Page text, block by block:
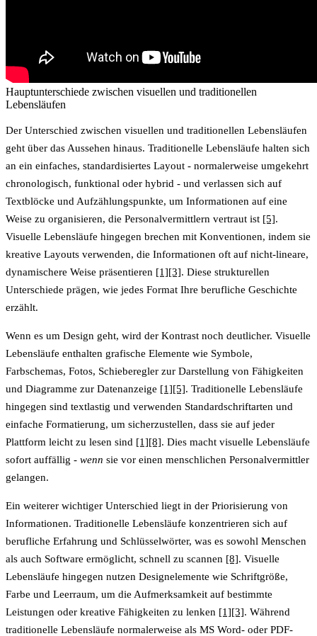
Hauptunterschiede zwischen visuellen und traditionellen
Lebensläufen
Der Unterschied zwischen visuellen und traditionellen Lebensläufen
geht über das Aussehen hinaus. Traditionelle Lebensläufe halten sich
an ein einfaches, standardisiertes Layout - normalerweise umgekehrt
chronologisch, funktional oder hybrid - und verlassen sich auf
Textblöcke und Aufzählungspunkte, um Informationen auf eine
Weise zu organisieren, die Personalvermittlern vertraut ist [5].
Visuelle Lebensläufe hingegen brechen mit Konventionen, indem sie
kreative Layouts verwenden, die Informationen oft auf nicht-lineare,
dynamischere Weise präsentieren [1][3]. Diese strukturellen
Unterschiede prägen, wie jedes Format Ihre berufliche Geschichte
erzählt.
Wenn es um Design geht, wird der Kontrast noch deutlicher. Visuelle
Lebensläufe enthalten grafische Elemente wie Symbole,
Farbschemas, Fotos, Schieberegler zur Darstellung von Fähigkeiten
und Diagramme zur Datenanzeige [1][5]. Traditionelle Lebensläufe
hingegen sind textlastig und verwenden Standardschriftarten und
einfache Formatierung, um sicherzustellen, dass sie auf jeder
Plattform leicht zu lesen sind [1][8]. Dies macht visuelle Lebensläufe
sofort auffällig - wenn sie vor einen menschlichen Personalvermittler
gelangen.
Ein weiterer wichtiger Unterschied liegt in der Priorisierung von
Informationen. Traditionelle Lebensläufe konzentrieren sich auf
berufliche Erfahrung und Schlüsselwörter, was es sowohl Menschen
als auch Software ermöglicht, schnell zu scannen [8]. Visuelle
Lebensläufe hingegen nutzen Designelemente wie Schriftgröße,
Farbe und Leerraum, um die Aufmerksamkeit auf bestimmte
Leistungen oder kreative Fähigkeiten zu lenken [1][3]. Während
traditionelle Lebensläufe normalerweise als MS Word- oder PDF-